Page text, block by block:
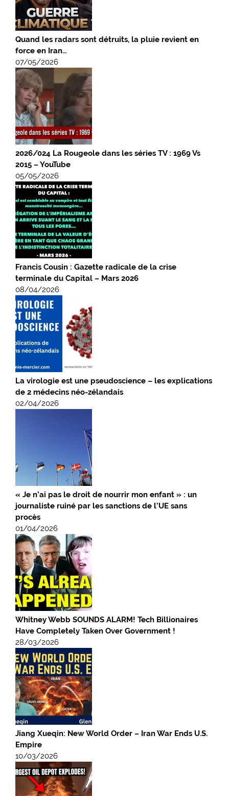
Quand les radars sont détruits, la pluie revient en
force en Iran…
07/05/2026
2026/024 La Rougeole dans les séries TV : 1969 Vs
2015 – YouTube
05/05/2026
Francis Cousin : Gazette radicale de la crise
terminale du Capital – Mars 2026
08/04/2026
La virologie est une pseudoscience – les explications
de 2 médecins néo-zélandais
02/04/2026
« Je n’ai pas le droit de nourrir mon enfant » : un
journaliste ruiné par les sanctions de l’UE sans
procès
01/04/2026
Whitney Webb SOUNDS ALARM! Tech Billionaires
Have Completely Taken Over Government !
28/03/2026
Jiang Xueqin: New World Order – Iran War Ends U.S.
Empire
10/03/2026